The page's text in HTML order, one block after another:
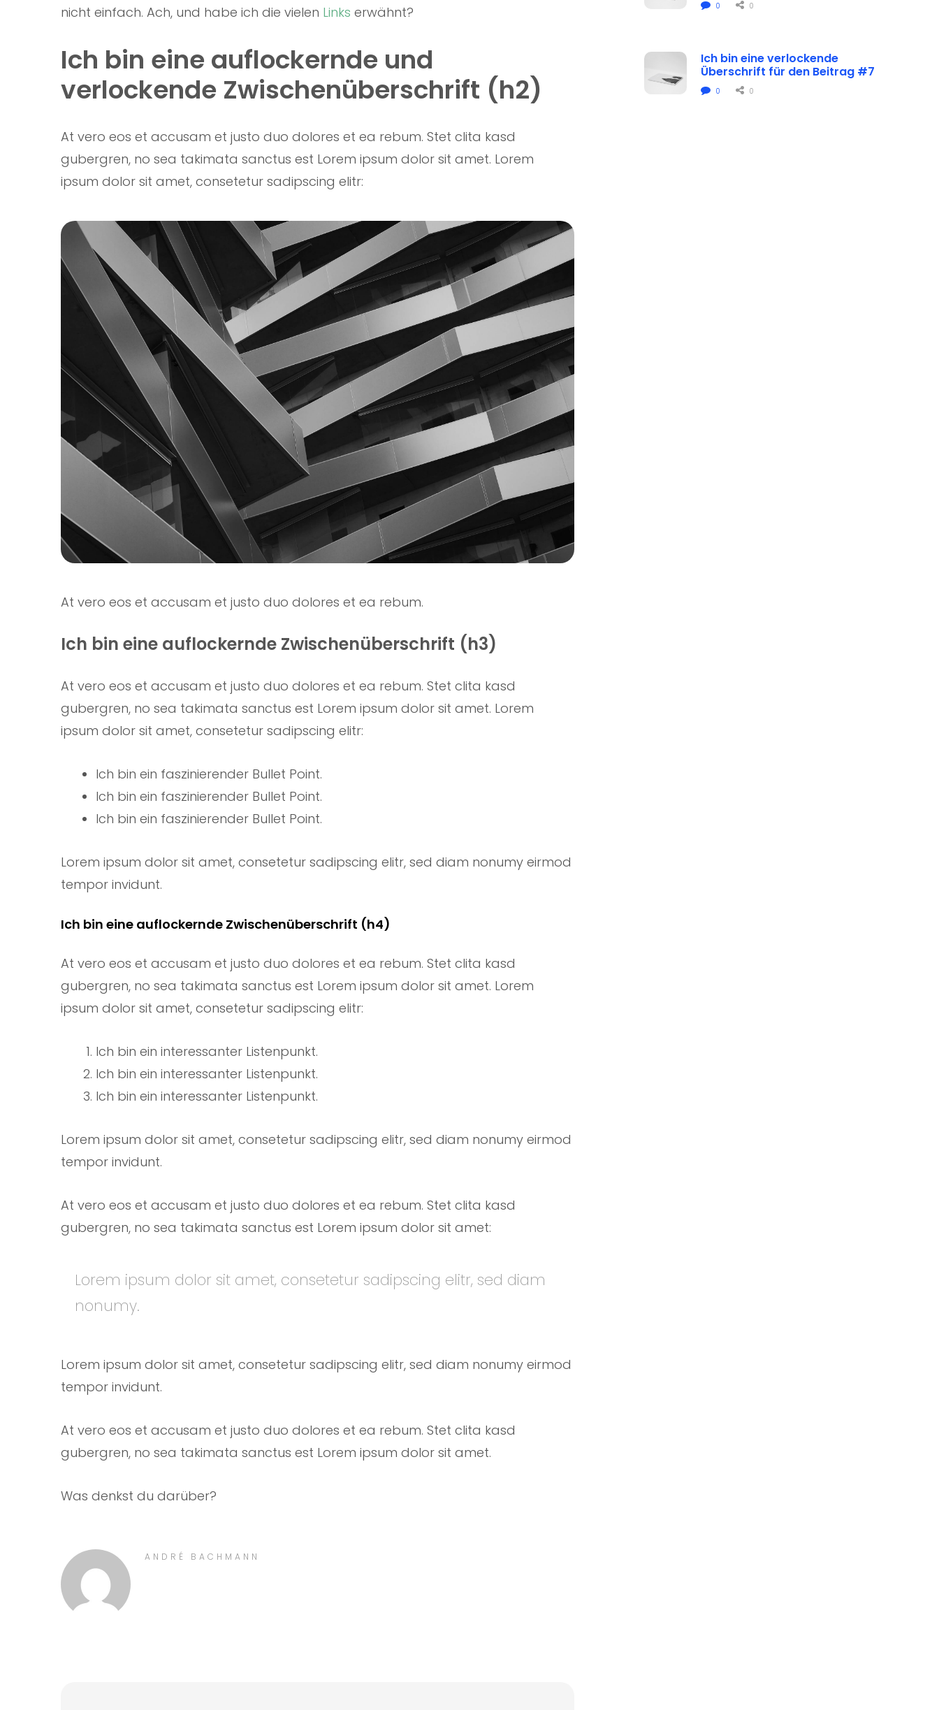
nicht einfach. Ach, und habe ich die vielen Links erwähnt?
Ich bin eine auflockernde und
verlockende Zwischenüberschrift (h2)
At vero eos et accusam et justo duo dolores et ea rebum. Stet clita kasd
gubergren, no sea takimata sanctus est Lorem ipsum dolor sit amet. Lorem
ipsum dolor sit amet, consetetur sadipscing elitr:
At vero eos et accusam et justo duo dolores et ea rebum.
Ich bin eine auflockernde Zwischenüberschrift (h3)
At vero eos et accusam et justo duo dolores et ea rebum. Stet clita kasd
gubergren, no sea takimata sanctus est Lorem ipsum dolor sit amet. Lorem
ipsum dolor sit amet, consetetur sadipscing elitr:
Ich bin ein faszinierender Bullet Point.
Ich bin ein faszinierender Bullet Point.
Ich bin ein faszinierender Bullet Point.
Lorem ipsum dolor sit amet, consetetur sadipscing elitr, sed diam nonumy eirmod
tempor invidunt.
Ich bin eine auflockernde Zwischenüberschrift (h4)
At vero eos et accusam et justo duo dolores et ea rebum. Stet clita kasd
gubergren, no sea takimata sanctus est Lorem ipsum dolor sit amet. Lorem
ipsum dolor sit amet, consetetur sadipscing elitr:
Ich bin ein interessanter Listenpunkt.
Ich bin ein interessanter Listenpunkt.
Ich bin ein interessanter Listenpunkt.
Lorem ipsum dolor sit amet, consetetur sadipscing elitr, sed diam nonumy eirmod
tempor invidunt.
At vero eos et accusam et justo duo dolores et ea rebum. Stet clita kasd
gubergren, no sea takimata sanctus est Lorem ipsum dolor sit amet:
Lorem ipsum dolor sit amet, consetetur sadipscing elitr, sed diam
nonumy.
Lorem ipsum dolor sit amet, consetetur sadipscing elitr, sed diam nonumy eirmod
tempor invidunt.
At vero eos et accusam et justo duo dolores et ea rebum. Stet clita kasd
gubergren, no sea takimata sanctus est Lorem ipsum dolor sit amet.
Was denkst du darüber?
ANDRÉ BACHMANN
0 0
Ich bin eine verlockende
Überschrift für den Beitrag #7
0 0